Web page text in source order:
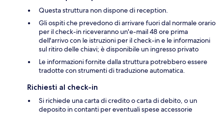
Questa struttura non dispone di reception.
Gli ospiti che prevedono di arrivare fuori dal normale orario
per il check-in riceveranno un'e-mail 48 ore prima
dell'arrivo con le istruzioni per il check-in e le informazioni
sul ritiro delle chiavi; è disponibile un ingresso privato
Le informazioni fornite dalla struttura potrebbero essere
tradotte con strumenti di traduzione automatica.
Richiesti al check-in
Si richiede una carta di credito o carta di debito, o un
deposito in contanti per eventuali spese accessorie